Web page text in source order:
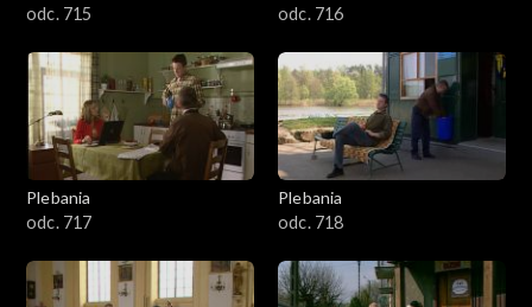
odc. 715
odc. 716
Plebania
odc. 717
Plebania
odc. 718